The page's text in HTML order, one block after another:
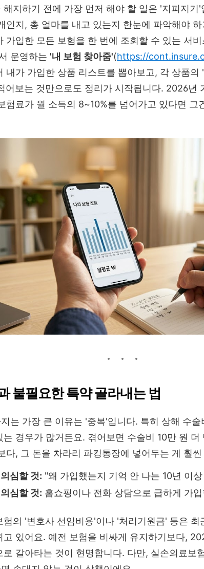
해지하기 전에 가장 먼저 해야 할 일은 '지피지기'
인지, 총 얼마를 내고 있는지 한눈에 파악해야
가입한 모든 보험을 한 번에 조회할 수 있는 서
운영하는 '내 보험 찾아줌'(https://
내가 가입한 상품 리스트를 뽑아보고, 각 상품의
어보는 것만으로도 정리가 시작됩니다. 2026년
험료가 월 소득의 8~10%를 넘어가고 있다면 그
불필요한 특약 골라내는 법
는 가장 큰 이유는 '중복'입니다. 특히 상해 수
는 경우가 많거든요. 겪어보면 수술비 10만 원 더
다, 그 돈을 차라리 파킹통장에 넣어두는 게 훨
심할 것: "왜 가입했는지 기억 안 나는 10년 이
심할 것: 홈쇼핑이나 전화 상담으로 급하게 가
험의 '변호사 선임비용'이나 '처리기원금' 등은 최
고 있어요. 예전 보험을 비싸게 유지하기보다,
로 갈아타는 것이 현명합니다. 다만, 실손의료보